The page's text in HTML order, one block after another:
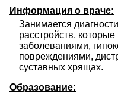
Информация о враче:
Занимается
расстройств,
заболеваниями,
повреждениями,
суставных хрящах.
Образование: